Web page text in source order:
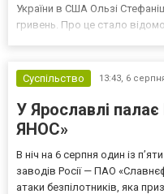
України в США Ользі
гривень. Про це стало
Суспільство
13:43, 6
У Ярославлі
ЯНОС»
В ніч на 6 серпня один із
заводів Росії — ПАО
атаки безпілотників, яка